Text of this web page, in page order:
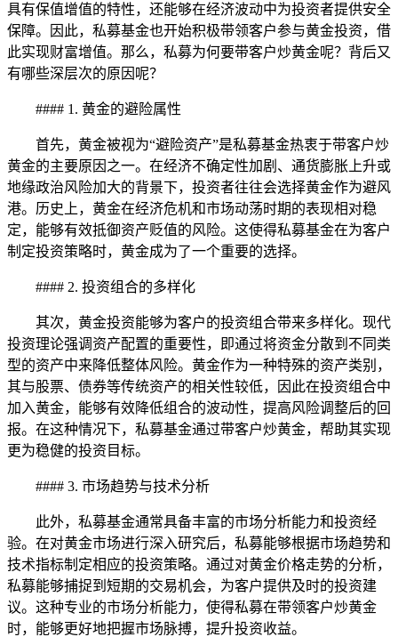
具有保值增值的特性，还能够在经济波动中为投资者提供安全
保障。因此，私募基金也开始积极带领客户参与黄金投资，借
此实现财富增值。那么，私募为何要带客户炒黄金呢？背后又
有哪些深层次的原因呢？
#### 1. 黄金的避险属性
首先，黄金被视为“避险资产”是私募基金热衷于带客户炒
黄金的主要原因之一。在经济不确定性加剧、通货膨胀上升或
地缘政治风险加大的背景下，投资者往往会选择黄金作为避风
港。历史上，黄金在经济危机和市场动荡时期的表现相对稳
定，能够有效抵御资产贬值的风险。这使得私募基金在为客户
制定投资策略时，黄金成为了一个重要的选择。
#### 2. 投资组合的多样化
其次，黄金投资能够为客户的投资组合带来多样化。现代
投资理论强调资产配置的重要性，即通过将资金分散到不同类
型的资产中来降低整体风险。黄金作为一种特殊的资产类别，
其与股票、债券等传统资产的相关性较低，因此在投资组合中
加入黄金，能够有效降低组合的波动性，提高风险调整后的回
报。在这种情况下，私募基金通过带客户炒黄金，帮助其实现
更为稳健的投资目标。
#### 3. 市场趋势与技术分析
此外，私募基金通常具备丰富的市场分析能力和投资经
验。在对黄金市场进行深入研究后，私募能够根据市场趋势和
技术指标制定相应的投资策略。通过对黄金价格走势的分析，
私募能够捕捉到短期的交易机会，为客户提供及时的投资建
议。这种专业的市场分析能力，使得私募在带领客户炒黄金
时，能够更好地把握市场脉搏，提升投资收益。